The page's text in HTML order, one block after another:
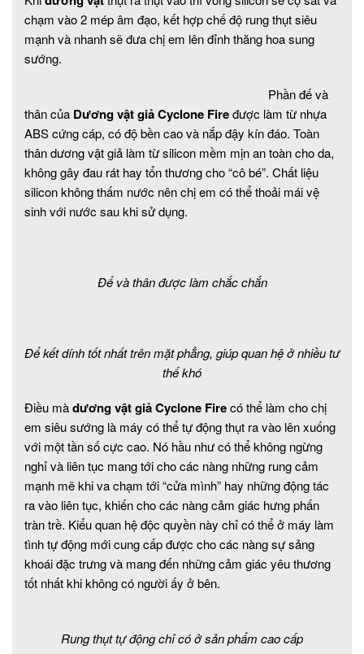
chạm vào 2 mép âm đạo, kết hợp chế độ rung thụt siêu
mạnh và nhanh sẽ đưa chị em lên đỉnh thăng hoa sung
sướng.
Phần đế và
thân của Dương vật giả Cyclone Fiređược làm từ nhựa
ABS cứng cáp, có độ bền cao và nắp đậy kín đáo. Toàn
thân dương vật giả làm từ silicon mềm mịn an toàn cho da,
không gây đau rát hay tổn thương cho “cô bé”. Chất liệu
silicon không thấm nước nên chị em có thể thoải mái vệ
sinh với nước sau khi sử dụng.
Để và thân được làm chắc chắn
Để kết dính tốt nhất trên mặt phẳng, giúp quan hệ ở nhiều tư
thế khó
Điều màdương vật giả Cyclone Firecó thể làm cho chị
em siêu sướng là máy có thể tự động thụt ra vào lên xuống
với một tần số cực cao. Nó hầu như có thể không ngừng
nghỉ và liên tục mang tới cho các nàng những rung cảm
mạnh mẽ khi va chạm tới “cửa mình” hay những động tác
ra vào liên tục, khiến cho các nàng cảm giác hưng phấn
tràn trề. Kiểu quan hệ độc quyền này chỉ có thể ở máy làm
tình tự động mới cung cấp được cho các nàng sự sảng
khoái đặc trưng và mang đến những cảm giác yêu thương
tốt nhất khi không có người ấy ở bên.
Rung thụt tự động chỉ có ở sản phẩm cao cấp